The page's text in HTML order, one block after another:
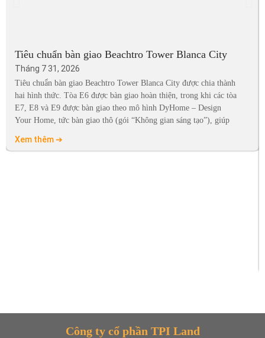
Tiêu chuẩn bàn giao Beachtro Tower Blanca City
Tháng 7 31, 2026
Tiêu chuẩn bàn giao Beachtro Tower Blanca City được chia thành
hai hình thức. Tòa E6 được bàn giao hoàn thiện, trong khi các tòa
E7, E8 và E9 được bàn giao theo mô hình DyHome – Design
Your Home, tức bàn giao thô (gói “Không gian sáng tạo”), giúp
Xem thêm ➔
Công ty cổ phần TPI Land